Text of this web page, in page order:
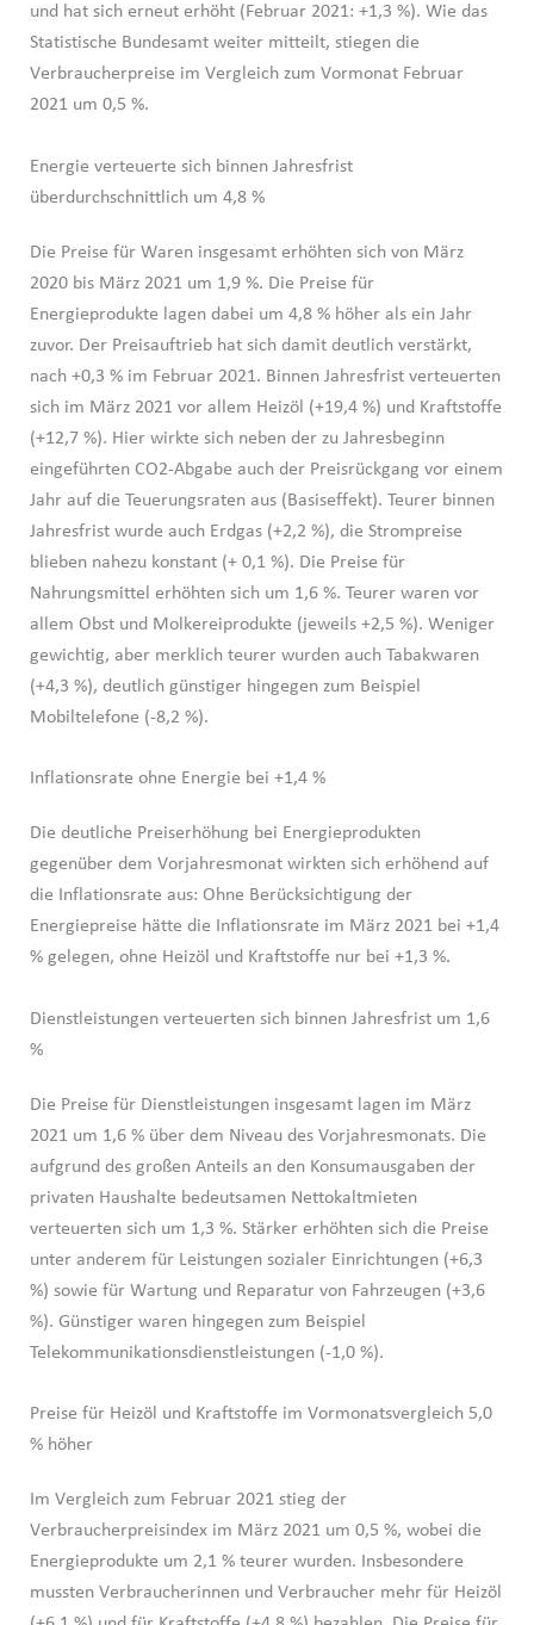
und hat sich erneut erhöht (Februar 2021: +1,3 %). Wie das
Statistische Bundesamt weiter mitteilt, stiegen die
Verbraucherpreise im Vergleich zum Vormonat Februar
2021 um 0,5 %.
Energie verteuerte sich binnen Jahresfrist
überdurchschnittlich um 4,8 %
Die Preise für Waren insgesamt erhöhten sich von März
2020 bis März 2021 um 1,9 %. Die Preise für
Energieprodukte lagen dabei um 4,8 % höher als ein Jahr
zuvor. Der Preisauftrieb hat sich damit deutlich verstärkt,
nach +0,3 % im Februar 2021. Binnen Jahresfrist verteuerten
sich im März 2021 vor allem Heizöl (+19,4 %) und Kraftstoffe
(+12,7 %). Hier wirkte sich neben der zu Jahresbeginn
eingeführten CO2-Abgabe auch der Preisrückgang vor einem
Jahr auf die Teuerungsraten aus (Basiseffekt). Teurer binnen
Jahresfrist wurde auch Erdgas (+2,2 %), die Strompreise
blieben nahezu konstant (+ 0,1 %). Die Preise für
Nahrungsmittel erhöhten sich um 1,6 %. Teurer waren vor
allem Obst und Molkereiprodukte (jeweils +2,5 %). Weniger
gewichtig, aber merklich teurer wurden auch Tabakwaren
(+4,3 %), deutlich günstiger hingegen zum Beispiel
Mobiltelefone (-8,2 %).
Inflationsrate ohne Energie bei +1,4 %
Die deutliche Preiserhöhung bei Energieprodukten
gegenüber dem Vorjahresmonat wirkten sich erhöhend auf
die Inflationsrate aus: Ohne Berücksichtigung der
Energiepreise hätte die Inflationsrate im März 2021 bei +1,4
% gelegen, ohne Heizöl und Kraftstoffe nur bei +1,3 %.
Dienstleistungen verteuerten sich binnen Jahresfrist um 1,6
%
Die Preise für Dienstleistungen insgesamt lagen im März
2021 um 1,6 % über dem Niveau des Vorjahresmonats. Die
aufgrund des großen Anteils an den Konsumausgaben der
privaten Haushalte bedeutsamen Nettokaltmieten
verteuerten sich um 1,3 %. Stärker erhöhten sich die Preise
unter anderem für Leistungen sozialer Einrichtungen (+6,3
%) sowie für Wartung und Reparatur von Fahrzeugen (+3,6
%). Günstiger waren hingegen zum Beispiel
Telekommunikationsdienstleistungen (-1,0 %).
Preise für Heizöl und Kraftstoffe im Vormonatsvergleich 5,0
% höher
Im Vergleich zum Februar 2021 stieg der
Verbraucherpreisindex im März 2021 um 0,5 %, wobei die
Energieprodukte um 2,1 % teurer wurden. Insbesondere
mussten Verbraucherinnen und Verbraucher mehr für Heizöl